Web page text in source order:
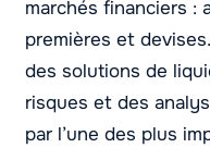
marchés financiers :
premières et
des solutions de
risques et des
par l’une des plus